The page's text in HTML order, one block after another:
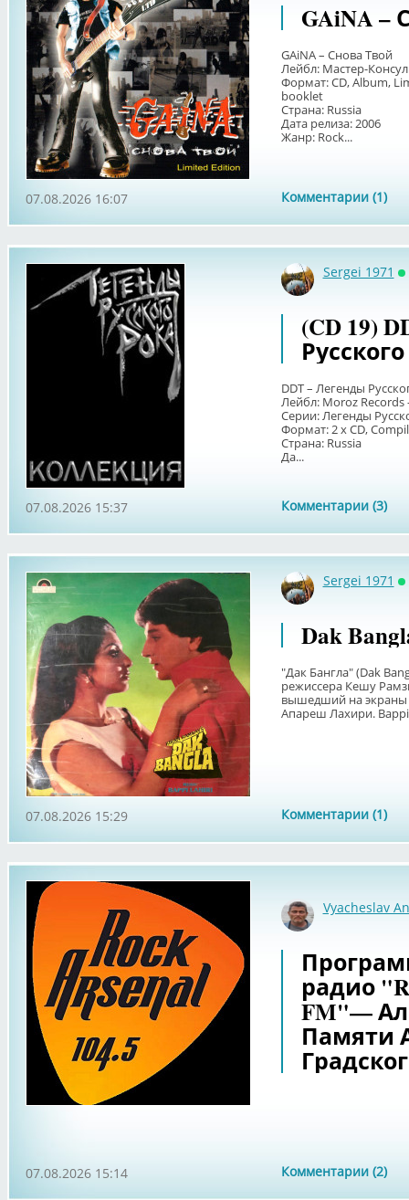
GAiNA –
GAiNA – Снова Твой
Лейбл: Мастер-
Формат: CD, Album,
booklet
Страна: Russia
Дата релиза: 2006
Жанр: Rock...
Комментарии (1)
07.08.2026 16:07
Sergei 1971
(CD 19)
DDT – Легенды
Лейбл: Moroz Records
Серии: Легенды
Формат: 2 x CD,
Страна: Russia
Да...
Комментарии (3)
07.08.2026 15:37
Sergei 1971
Dak
"Дак Бангла" (Dak
режиссера Кешу
вышедший на экраны
Апареш Лахири. Bappi
Комментарии (1)
07.08.2026 15:29
Vyacheslav
радио
FM"—
Памяти
Комментарии (2)
07.08.2026 15:14